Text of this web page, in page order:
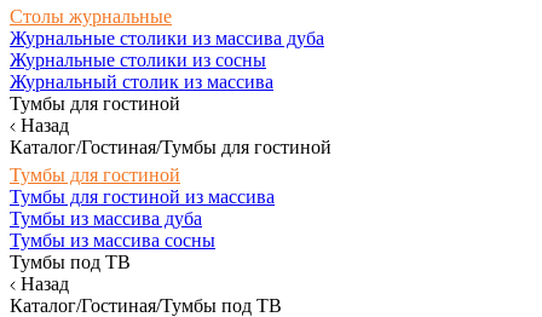
Столы журнальные
Журнальные столики из массива дуба
Журнальные столики из сосны
Журнальный столик из массива
Тумбы для гостиной
Назад
Каталог/Гостиная/Тумбы для гостиной
Тумбы для гостиной
Тумбы для гостиной из массива
Тумбы из массива дуба
Тумбы из массива сосны
Тумбы под ТВ
Назад
Каталог/Гостиная/Тумбы под ТВ